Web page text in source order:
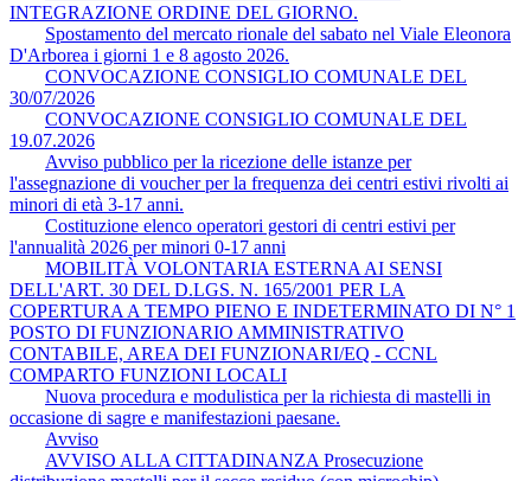
INTEGRAZIONE ORDINE DEL GIORNO.
Spostamento del mercato rionale del sabato nel Viale Eleonora
D'Arborea i giorni 1 e 8 agosto 2026.
CONVOCAZIONE CONSIGLIO COMUNALE DEL
30/07/2026
CONVOCAZIONE CONSIGLIO COMUNALE DEL
19.07.2026
Avviso pubblico per la ricezione delle istanze per
l'assegnazione di voucher per la frequenza dei centri estivi rivolti ai
minori di età 3-17 anni.
Costituzione elenco operatori gestori di centri estivi per
l'annualità 2026 per minori 0-17 anni
MOBILITÀ VOLONTARIA ESTERNA AI SENSI
DELL'ART. 30 DEL D.LGS. N. 165/2001 PER LA
COPERTURA A TEMPO PIENO E INDETERMINATO DI N° 1
POSTO DI FUNZIONARIO AMMINISTRATIVO
CONTABILE, AREA DEI FUNZIONARI/EQ - CCNL
COMPARTO FUNZIONI LOCALI
Nuova procedura e modulistica per la richiesta di mastelli in
occasione di sagre e manifestazioni paesane.
Avviso
AVVISO ALLA CITTADINANZA Prosecuzione